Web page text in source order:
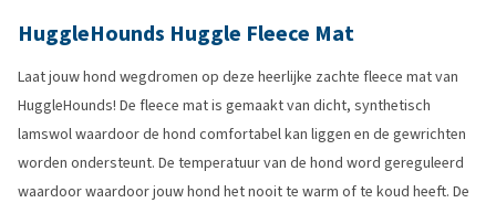
HuggleHounds Huggle Fleece Mat
Laat jouw hond wegdromen op deze heerlijke zachte fleece mat van
HuggleHounds! De fleece mat is gemaakt van dicht, synthetisch
lamswol waardoor de hond comfortabel kan liggen en de gewrichten
worden ondersteunt. De temperatuur van de hond word gereguleerd
waardoor waardoor jouw hond het nooit te warm of te koud heeft. De